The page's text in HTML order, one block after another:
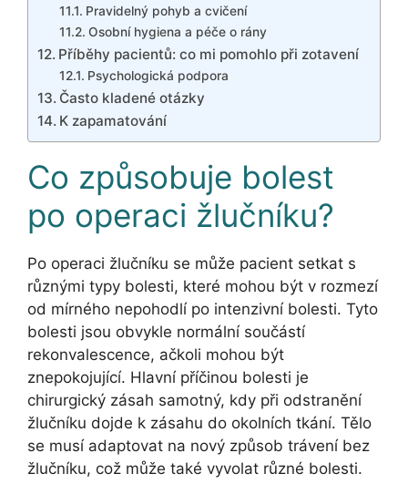
Pravidelný pohyb a cvičení
Osobní hygiena a péče o rány
Příběhy pacientů: co mi pomohlo při zotavení
Psychologická podpora
Často kladené otázky
K zapamatování
Co způsobuje bolest
po operaci žlučníku?
Po operaci žlučníku se může pacient setkat s
různými typy bolesti, které mohou být v rozmezí
od mírného nepohodlí po intenzivní bolesti. Tyto
bolesti jsou obvykle normální součástí
rekonvalescence, ačkoli mohou být
znepokojující. Hlavní příčinou bolesti je
chirurgický zásah samotný, kdy při odstranění
žlučníku dojde k zásahu do okolních tkání. Tělo
se musí adaptovat na nový způsob trávení bez
žlučníku, což může také vyvolat různé bolesti.